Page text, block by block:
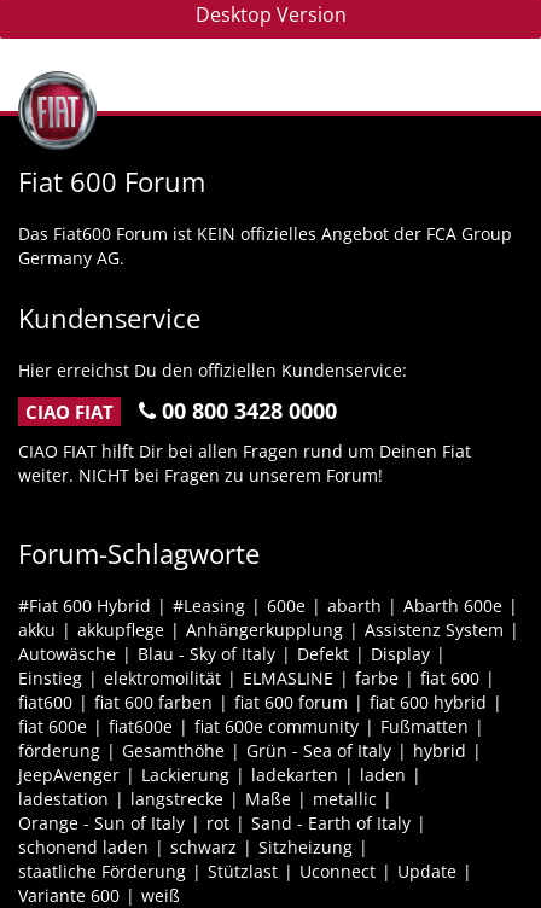
Desktop Version
Fiat 600 Forum
Das Fiat600 Forum ist KEIN offizielles Angebot der FCA Group
Germany AG.
Kundenservice
Hier erreichst Du den offiziellen Kundenservice:
CIAO FIAT 00 800 3428 0000
CIAO FIAT hilft Dir bei allen Fragen rund um Deinen Fiat
weiter. NICHT bei Fragen zu unserem Forum!
Forum-Schlagworte
#Fiat 600 Hybrid #Leasing 600e abarth
Abarth 600e
akku
akkupflege Anhängerkupplung
Assistenz System
Autowäsche
Blau - Sky of Italy Defekt
Display
Einstieg
elektromoilität ELMASLINE farbe
fiat 600
fiat600
fiat 600 farben fiat 600 forum
fiat 600 hybrid
fiat 600e
fiat600e fiat 600e community
Fußmatten
förderung
Gesamthöhe Grün - Sea of Italy
hybrid
JeepAvenger
Lackierung ladekarten
laden
ladestation
langstrecke Maße
metallic
Orange - Sun of Italy
rot
Sand - Earth of Italy
schonend laden
schwarz
Sitzheizung
staatliche Förderung
Stützlast Uconnect
Update
Variante 600
weiß